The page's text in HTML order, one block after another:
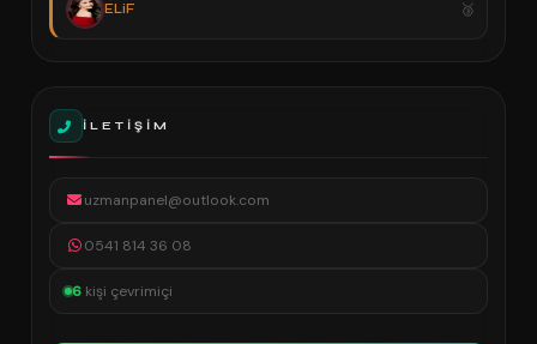
ELiF
İLETIŞIM
uzmanpanel@outlook.com
0541 814 36 08
6 kişi çevrimiçi